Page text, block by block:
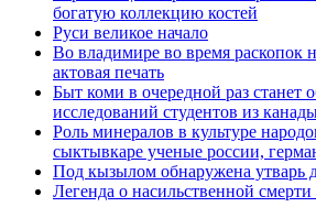
богатую коллекцию костей
Руси великое начало
Во владимире во время раскопок
актовая печать
Быт коми в очередной раз станет
исследований студентов из
Роль минералов в культуре
сыктывкаре ученые россии,
Под кызылом обнаружена утварь
Легенда о насильственной смерти